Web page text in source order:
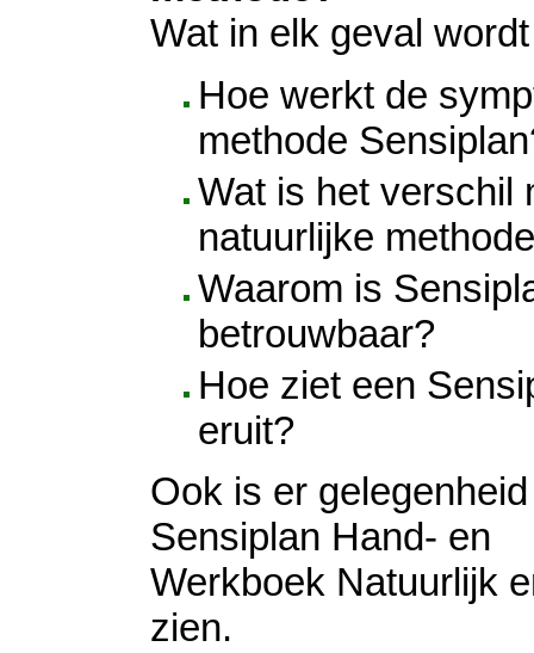
Wat in elk geval
Hoe werkt de
methode
Wat is het verschil
natuurlijke
Waarom is
betrouwbaar?
Hoe ziet een
eruit?
Ook is er
Sensiplan Hand- en
Werkboek Natuurlijk
zien.